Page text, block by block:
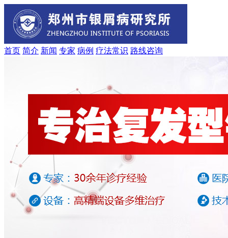
首页 简介 新闻 专家 病例 疗法常识 路线咨询